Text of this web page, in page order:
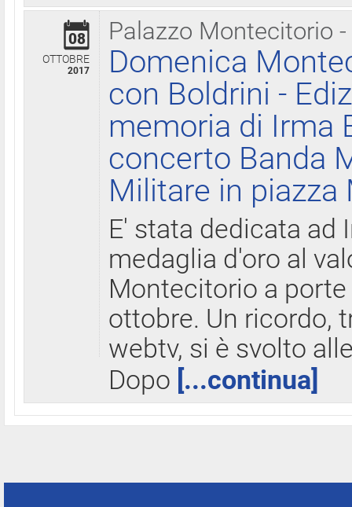
Palazzo Montecitorio
08
OTTOBRE
2017
Domenica
con Boldrini -
memoria di Irma
concerto Banda
Militare in
E' stata dedicata ad
medaglia d'oro al
Montecitorio a
ottobre. Un ricordo,
webtv, si è svolto
Dopo [...continua]